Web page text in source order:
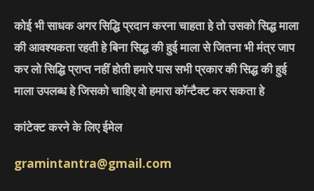
कोई भी साधक अगर सिद्धि प्रदान करना चाहता हे तो उसको सिद्ध माला
की आवश्यकता रहती हे बिना सिद्ध की हुई माला से जितना भी मंत्र जाप
कर लो सिद्धि प्राप्त नहीं होती हमारे पास सभी प्रकार की सिद्ध की हुई
माला उपलब्ध हे जिसको चाहिए वो हमारा कॉन्टैक्ट कर सकता हे
कांटेक्ट करने के लिए ईमेल
gramintantra@gmail.com